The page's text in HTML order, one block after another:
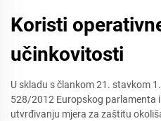
Koristi
učinkovitosti
U skladu s člankom 21. stavkom
528/2012 Europskog parlamenta
utvrđivanju mjera za zaštitu